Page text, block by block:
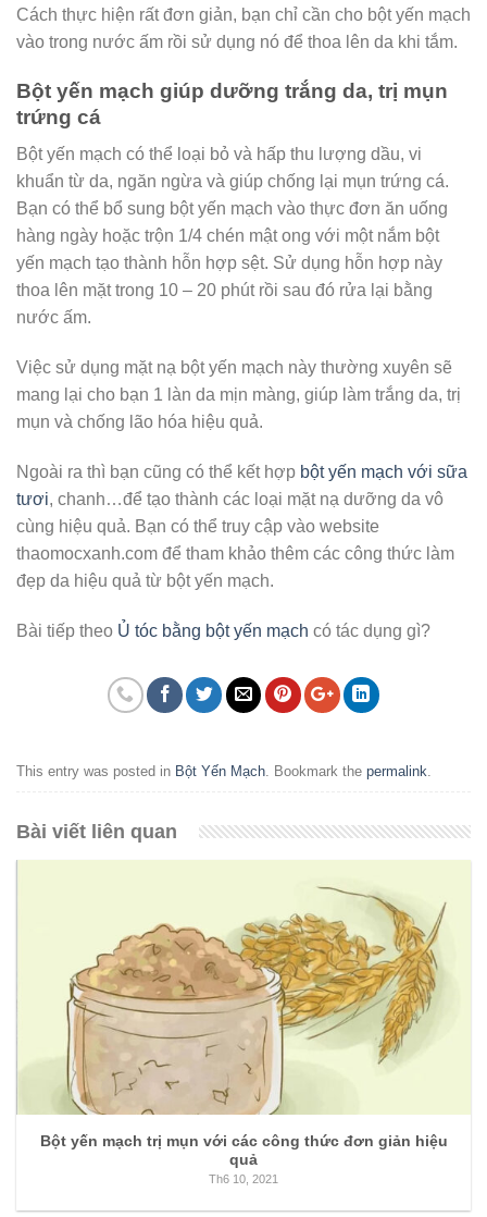
Cách thực hiện rất đơn giản, bạn chỉ cần cho bột yến mạch
vào trong nước ấm rồi sử dụng nó để thoa lên da khi tắm.
Bột yến mạch giúp dưỡng trắng da, trị mụn
trứng cá
Bột yến mạch có thể loại bỏ và hấp thu lượng dầu, vi
khuẩn từ da, ngăn ngừa và giúp chống lại mụn trứng cá.
Bạn có thể bổ sung bột yến mạch vào thực đơn ăn uống
hàng ngày hoặc trộn 1/4 chén mật ong với một nắm bột
yến mạch tạo thành hỗn hợp sệt. Sử dụng hỗn hợp này
thoa lên mặt trong 10 – 20 phút rồi sau đó rửa lại bằng
nước ấm.
Việc sử dụng mặt nạ bột yến mạch này thường xuyên sẽ
mang lại cho bạn 1 làn da mịn màng, giúp làm trắng da, trị
mụn và chống lão hóa hiệu quả.
Ngoài ra thì bạn cũng có thể kết hợp bột yến mạch với sữa
tươi, chanh…để tạo thành các loại mặt nạ dưỡng da vô
cùng hiệu quả. Bạn có thể truy cập vào website
thaomocxanh.com để tham khảo thêm các công thức làm
đẹp da hiệu quả từ bột yến mạch.
Bài tiếp theo Ủ tóc bằng bột yến mạch có tác dụng gì?
This entry was posted in Bột Yến Mạch . Bookmark the permalink
Bài viết liên quan
Bột yến mạch trị mụn với các công thức đơn giản hiệu
quả
Th6 10, 2021